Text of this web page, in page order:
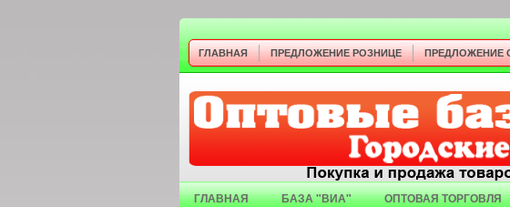
ГЛАВНАЯ ПРЕДЛОЖЕНИЕ РОЗНИЦЕ ПРЕДЛОЖЕНИЕ
ГЛАВНАЯ БАЗА "ВИА" ОПТОВАЯ ТОРГОВЛЯ